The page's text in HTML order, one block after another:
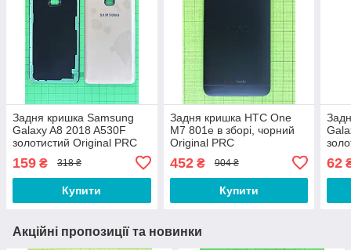
Задня кришка Samsung
Galaxy A8 2018 A530F
золотистий Original PRC
159 ₴ 318 ₴
Купити
Задня кришка HTC One
M7 801e в зборі, чорний
Original PRC
452₴ 904 ₴
Купити
62
Акційні пропозиції та новинки